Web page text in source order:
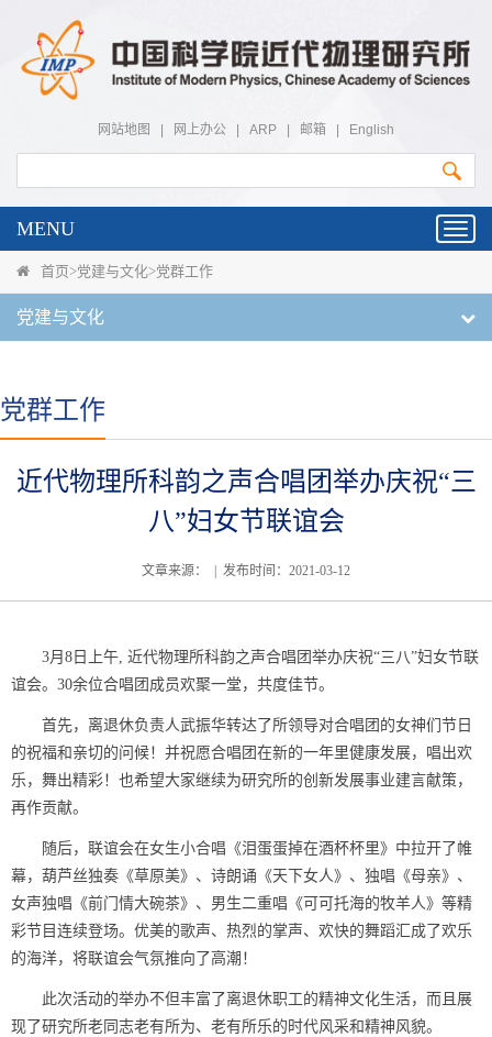
网站地图 网上办公 ARP 邮箱 English
MENU
首页>党建与文化>党群工作
党建与文化
党群工作
近代物理所科韵之声合唱团举办庆祝“三
八”妇女节联谊会
文章来源： | 发布时间：2021-03-12
3月8日上午, 近代物理所科韵之声合唱团举办庆祝“三八”妇女节联
谊会。30余位合唱团成员欢聚一堂，共度佳节。
首先，离退休负责人武振华转达了所领导对合唱团的女神们 节日
的祝福和亲切的问候！并祝愿合唱团在新的一年里健康发展，唱出欢
乐，舞出精彩！也希望大家继续为研究所的创新发展事业建言献策 ，
再作贡献。
随后，联谊会在女生小合唱《泪蛋蛋掉在酒杯杯里》中拉开了帷
幕，葫芦丝独奏《草原美》、诗朗诵《天下女人》、独唱《母亲》、
女声独唱《前门情大碗茶》、男生二重唱《可可托海的牧羊人》等精
彩节目连续登场。优美的歌声、热烈的掌声、欢快的舞蹈汇成了欢乐
的海洋，将联谊会气氛推向了高潮！
此次活动的举办不但丰富了离退休职工的精神文化生活，而且展
现了研究所老同志老有所为、老有所乐的时代风采和精神风貌。